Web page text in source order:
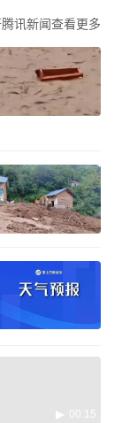
讯新闻查看更多
00:15